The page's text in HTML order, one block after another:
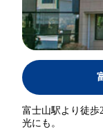
富士山駅より徒歩
光にも。